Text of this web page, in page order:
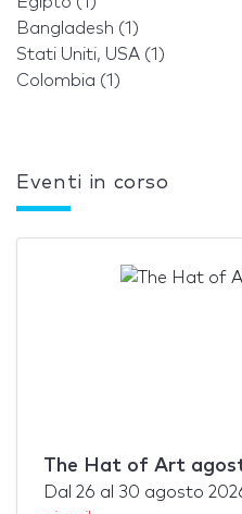
Bangladesh (1)
Stati Uniti, USA (1)
Colombia (1)
Eventi in corso
The Hat of Art
Dal 26 al 30 agosto